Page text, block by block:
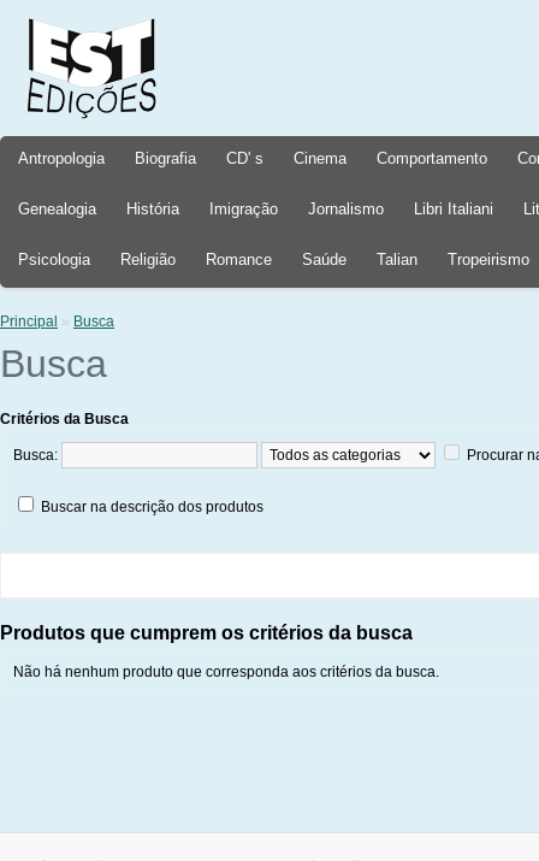
Antropologia Biografia CD' s Cinema Comportamento
Genealogia História Imigração Jornalismo Libri Italiani
Psicologia Religião Romance Saúde Talian Tropeirismo
Principal » Busca
Busca
Critérios da Busca
Busca: Procurar
Buscar na descrição dos produtos
Produtos que cumprem os critérios da busca
Não há nenhum produto que corresponda aos critérios da busca.